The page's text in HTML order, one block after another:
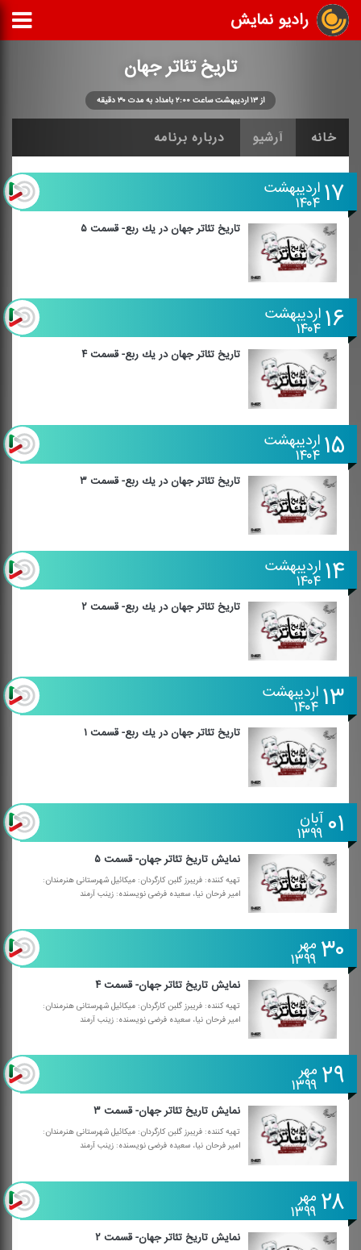
رادیو نمایش
تاریخ تئاتر جهان
از ۱۳ اردیبهشت ساعت ۲:۰۰ بامداد به مدت ۳۰ دقیقه
خانه آرشیو درباره برنامه
۱۷اردیبهشت
۱۴۰۴
تاریخ تئاتر جهان در یك ربع- قسمت ۵
۱۶اردیبهشت
۱۴۰۴
تاریخ تئاتر جهان در یك ربع- قسمت ۴
۱۵اردیبهشت
۱۴۰۴
تاریخ تئاتر جهان در یك ربع- قسمت ۳
۱۴اردیبهشت
۱۴۰۴
تاریخ تئاتر جهان در یك ربع- قسمت ۲
۱۳اردیبهشت
۱۴۰۴
تاریخ تئاتر جهان در یك ربع- قسمت ۱
۰۱ آبان
۱۳۹۹
نمایش تاریخ تئاتر جهان- قسمت ۵
تهیه كننده: فریبرز گلبن كارگردان: میكائیل شهرستانی هنرمندان:
امیر فرحان نیا، سعیده فرضی نویسنده: زینب آرمند
۳۰ مهر
۱۳۹۹
نمایش تاریخ تئاتر جهان- قسمت ۴
تهیه كننده: فریبرز گلبن كارگردان: میكائیل شهرستانی هنرمندان:
امیر فرحان نیا، سعیده فرضی نویسنده: زینب آرمند
۲۹ مهر
۱۳۹۹
نمایش تاریخ تئاتر جهان- قسمت ۳
تهیه كننده: فریبرز گلبن كارگردان: میكائیل شهرستانی هنرمندان:
امیر فرحان نیا، سعیده فرضی نویسنده: زینب آرمند
۲۸ مهر
۱۳۹۹
نمایش تاریخ تئاتر جهان- قسمت ۲